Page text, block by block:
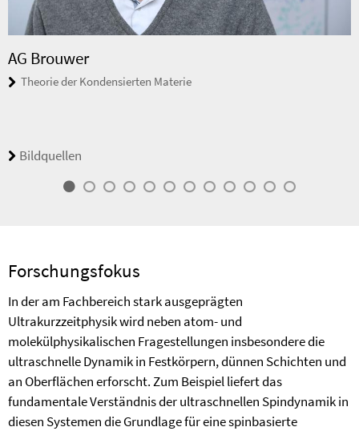
AG Brouwer
Theorie der Kondensierten Materie
Bildquellen
Forschungsfokus
In der am Fachbereich stark ausgeprägten
Ultrakurzzeitphysik wird neben atom- und
molekülphysikalischen Fragestellungen insbesondere die
ultraschnelle Dynamik in Festkörpern, dünnen Schichten und
an Oberflächen erforscht. Zum Beispiel liefert das
fundamentale Verständnis der ultraschnellen Spindynamik in
diesen Systemen die Grundlage für eine spinbasierte